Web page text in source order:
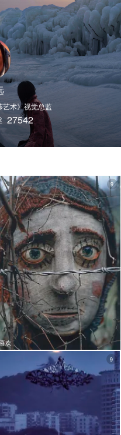
艺术》视觉总监
27542
欢
9
9